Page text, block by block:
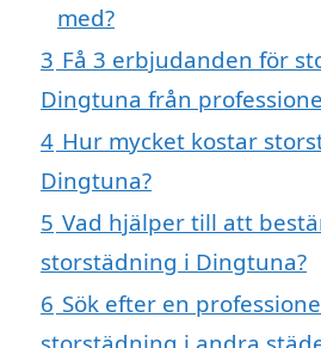
med?
3 Få 3 erbjudanden för
Dingtuna från
4 Hur mycket kostar
Dingtuna?
5 Vad hjälper till att
storstädning i Dingtuna?
6 Sök efter en